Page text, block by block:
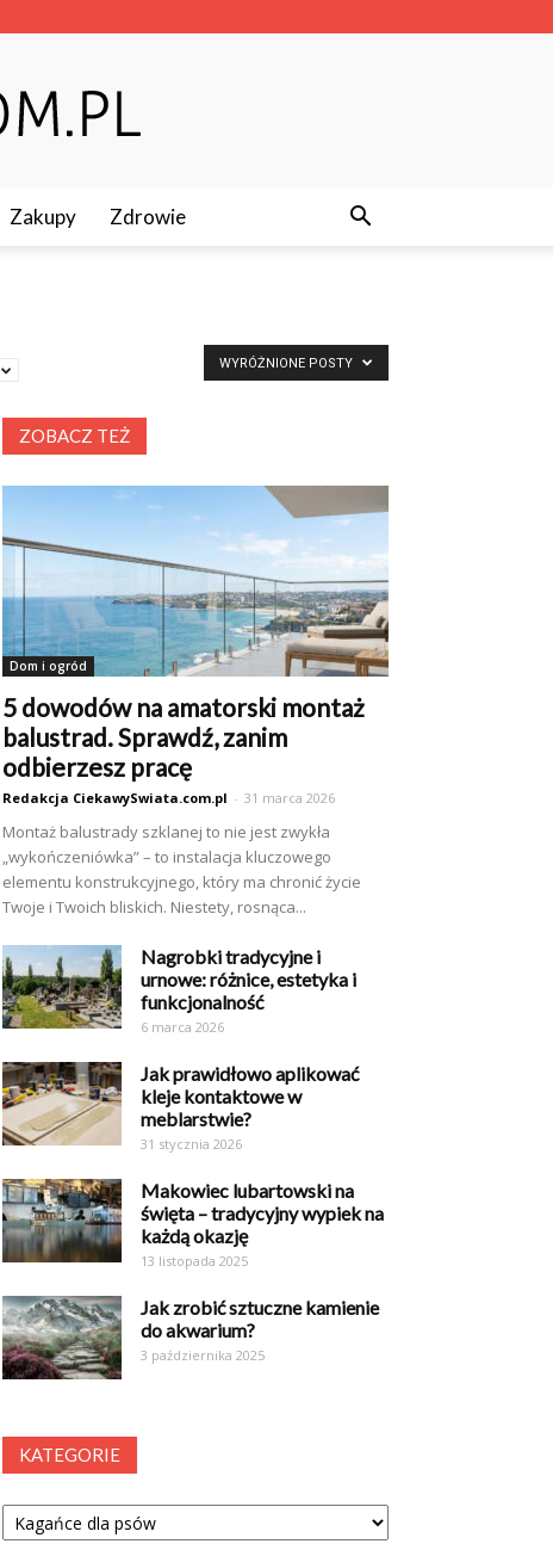
Zakupy Zdrowie
WYRÓŻNIONE POSTY
ZOBACZ TEŻ
Dom i ogród
5 dowodów na amatorski montaż
balustrad. Sprawdź, zanim
odbierzesz pracę
Redakcja CiekawySwiata.com.pl - 31 marca 2026
Montaż balustrady szklanej to nie jest zwykła
„wykończeniówka” – to instalacja kluczowego
elementu konstrukcyjnego, który ma chronić życie
Twoje i Twoich bliskich. Niestety, rosnąca...
Nagrobki tradycyjne i
urnowe: różnice, estetyka i
funkcjonalność
6 marca 2026
Jak prawidłowo aplikować
kleje kontaktowe w
meblarstwie?
31 stycznia 2026
Makowiec lubartowski na
święta – tradycyjny wypiek na
każdą okazję
13 listopada 2025
Jak zrobić sztuczne kamienie
do akwarium?
3 października 2025
KATEGORIE
Kategorie